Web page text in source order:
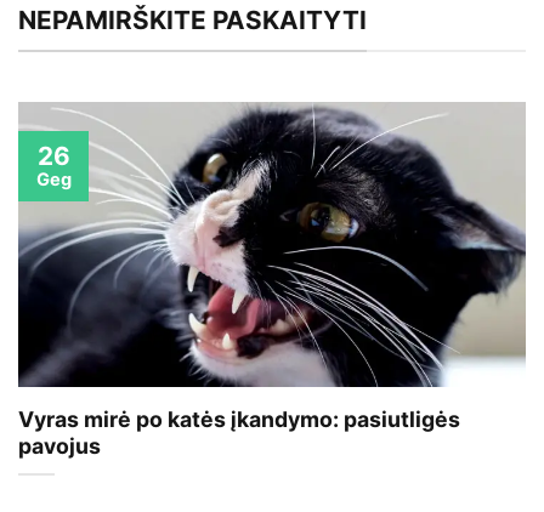
NEPAMIRŠKITE PASKAITYTI
Vyras mirė po katės įkandymo: pasiutligės
pavojus
26
Geg